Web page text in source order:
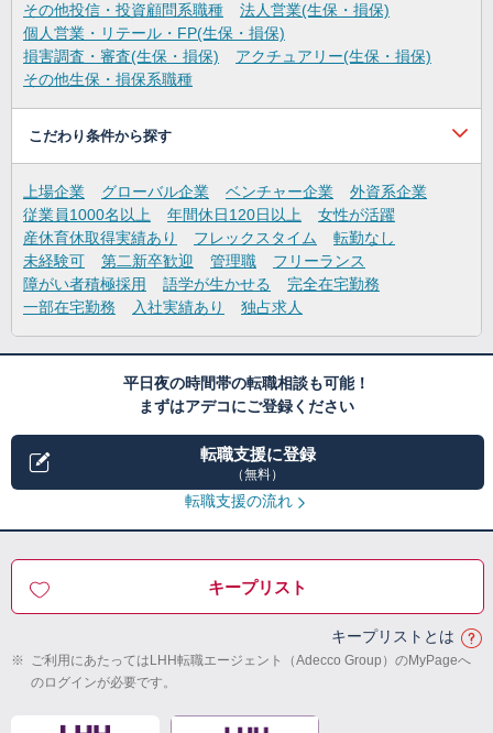
その他投信・投資顧問系職種
法人営業(生保・損保)
個人営業・リテール・FP(生保・損保)
損害調査・審査(生保・損保)
アクチュアリー(生保・損保)
その他生保・損保系職種
こだわり条件から探す
上場企業 グローバル企業 ベンチャー企業
外資系企業
従業員1000名以上
年間休日120日以上
女性が活躍
産休育休取得実績あり
フレックスタイム
転勤なし
未経験可
第二新卒歓迎 管理職
フリーランス
障がい者積極採用
語学が生かせる
完全在宅勤務
一部在宅勤務
入社実績あり 独占求人
平日夜の時間帯の転職相談も可能！
まずはアデコにご登録ください
転職支援に登録
（無料）
転職支援の流れ
キープリスト
キープリストとは
※ ご利用にあたってはLHH転職エージェント（Adecco Group）のMyPageへ
のログインが必要です。